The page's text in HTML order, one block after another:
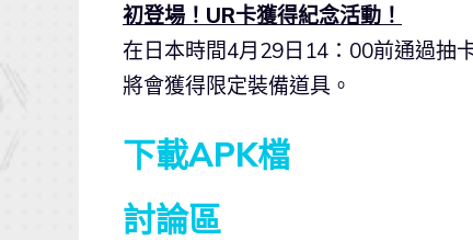
初登場！UR卡獲得紀念活動！
在日本時間4月29日14：00前通過抽
將會獲得限定裝備道具。
下載APK檔
討論區